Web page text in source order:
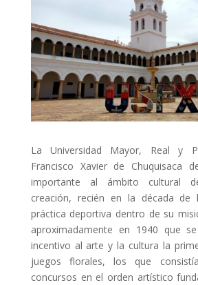
La Universidad Mayor, Real y
Francisco Xavier de Chuquisaca
importante al ámbito cultural
creación, recién en la década de
práctica deportiva dentro de su
aproximadamente en 1940 que
incentivo al arte y la cultura la
juegos florales, los que
concursos en el orden artístico